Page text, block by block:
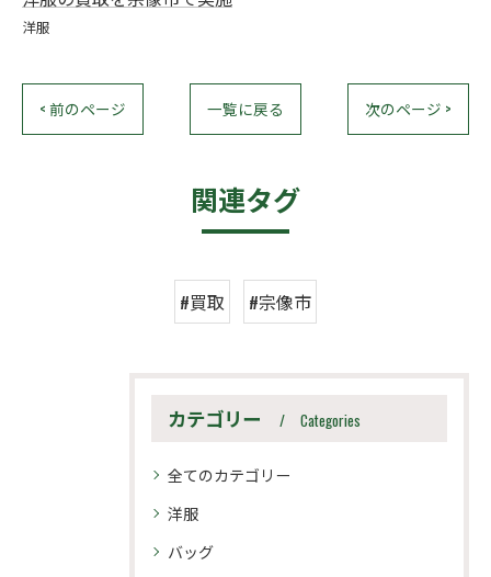
洋服
< 前のページ 一覧に戻る 次のページ >
関連タグ
#買取 #宗像市
カテゴリー Categories
全てのカテゴリー
洋服
バッグ